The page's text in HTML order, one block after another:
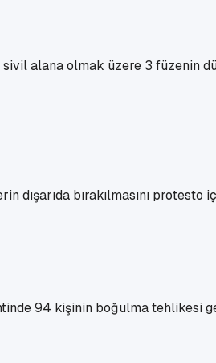
alana olmak üzere 3 füzenin
bırakılmasını protesto
94 kişinin boğulma tehlikesi